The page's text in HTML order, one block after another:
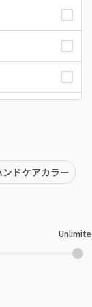
ンドケアカラー